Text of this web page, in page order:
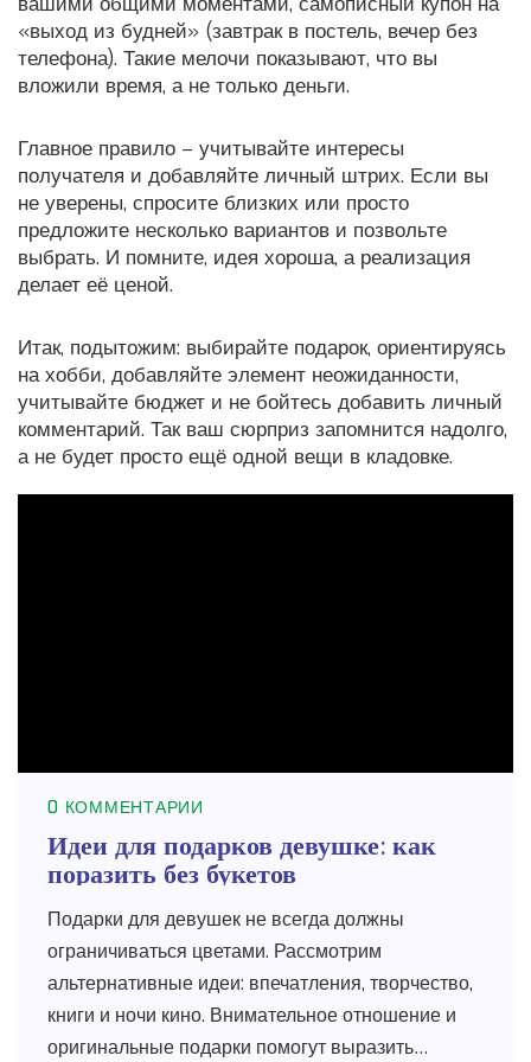
«выход из будней» (завтрак в постель, вечер без
телефона). Такие мелочи показывают, что вы
вложили время, а не только деньги.
Главное правило – учитывайте интересы
получателя и добавляйте личный штрих. Если вы
не уверены, спросите близких или просто
предложите несколько вариантов и позвольте
выбрать. И помните, идея хороша, а реализация
делает её ценой.
Итак, подытожим: выбирайте подарок, ориентируясь
на хобби, добавляйте элемент неожиданности,
учитывайте бюджет и не бойтесь добавить личный
комментарий. Так ваш сюрприз запомнится надолго,
а не будет просто ещё одной вещи в кладовке.
0 КОММЕНТАРИИ
Идеи для подарков девушке: как
поразить без букетов
Подарки для девушек не всегда должны
ограничиваться цветами. Рассмотрим
альтернативные идеи: впечатления, творчество,
книги и ночи кино. Внимательное отношение и
оригинальные подарки помогут выразить